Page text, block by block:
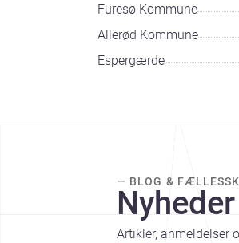
Furesø Kommune
Allerød Kommune
Espergærde
— BLOG &
Artikler, anmeldelser